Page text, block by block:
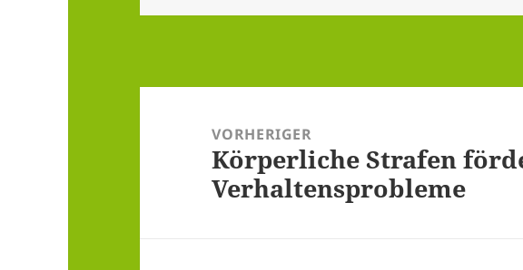
VORHERIGER
Vorheriger
Beitrag:
Körperliche Strafen
Verhaltensprobleme